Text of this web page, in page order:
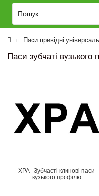
Паси привідні
Паси зубчаті вузького
XPA - Зубчасті клинові паси
вузького профілю